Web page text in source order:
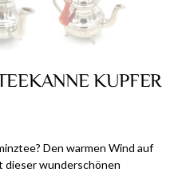
KUPFER
Den warmen Wind auf
dieser wunderschönen